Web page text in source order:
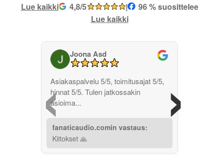
Lue kaikki 4,8/5 |
96 % suosittelee
Lue kaikki
‹
Joona Asd
Asiakaspalvelu 5/5, toimitusajat 5/5,
hinnat 5/5. Tulen jatkossakin
asioima...
fanaticaudio.comin vastaus:
Kiitokset 🙏
›